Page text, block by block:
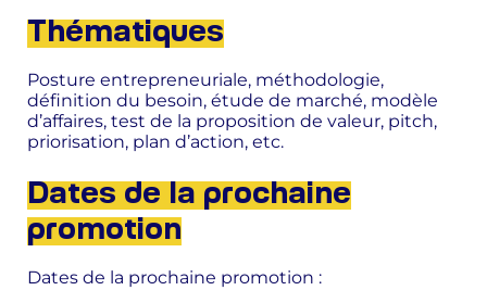
Thématiques
Posture entrepreneuriale, méthodologie,
définition du besoin, étude de marché, modèle
d’affaires, test de la proposition de valeur, pitch,
priorisation, plan d’action, etc.
Dates de la prochaine
promotion
Dates de la prochaine promotion :